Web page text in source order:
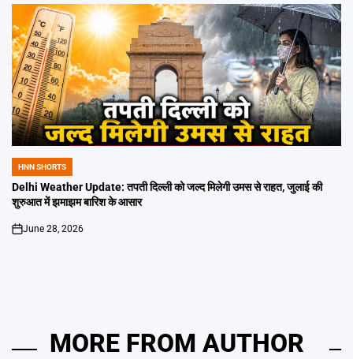
POSTED
IN
HNN SHORTS
Delhi Weather Update: तपती दिल्ली को जल्द मिलेगी उमस से राहत, जुलाई की
शुरुआत में झमाझम बारिश के आसार
on
June 28, 2026
MORE FROM AUTHOR